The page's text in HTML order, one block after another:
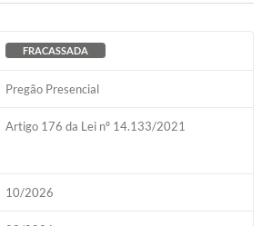
FRACASSADA
Pregão Presencial
Artigo 176 da Lei nº 14.133/2021
10/2026